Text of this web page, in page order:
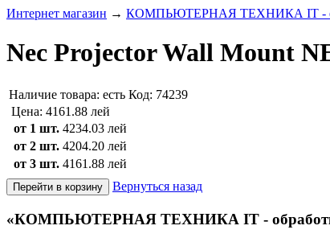
Интернет магазин → КОМПЬЮТЕРНАЯ ТЕХНИКА IT -
Nec Projector Wall Mount
Наличие товара: есть Код: 74239
Цена: 4161.88 лей
от 1 шт. 4234.03 лей
от 2 шт. 4204.20 лей
от 3 шт. 4161.88 лей
Вернуться назад
«КОМПЬЮТЕРНАЯ ТЕХНИКА IT - обработка